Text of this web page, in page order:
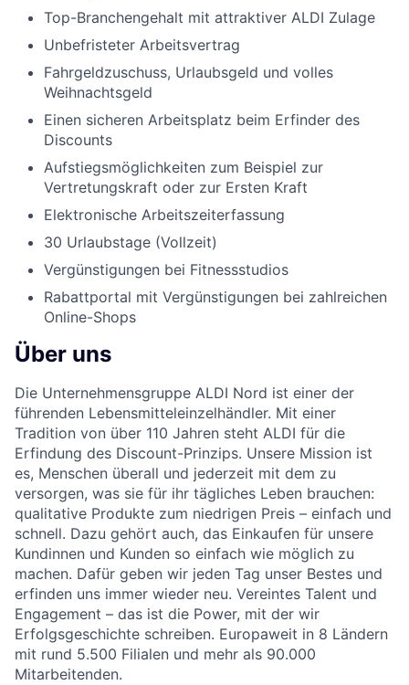
Top-Branchengehalt mit attraktiver ALDI Zulage
Unbefristeter Arbeitsvertrag
Fahrgeldzuschuss, Urlaubsgeld und volles
Weihnachtsgeld
Einen sicheren Arbeitsplatz beim Erfinder des
Discounts
Aufstiegsmöglichkeiten zum Beispiel zur
Vertretungskraft oder zur Ersten Kraft
Elektronische Arbeitszeiterfassung
30 Urlaubstage (Vollzeit)
Vergünstigungen bei Fitnessstudios
Rabattportal mit Vergünstigungen bei zahlreichen
Online-Shops
Über uns
Die Unternehmensgruppe ALDI Nord ist einer der
führenden Lebensmitteleinzelhändler. Mit einer
Tradition von über 110 Jahren steht ALDI für die
Erfindung des Discount-Prinzips. Unsere Mission ist
es, Menschen überall und jederzeit mit dem zu
versorgen, was sie für ihr tägliches Leben brauchen:
qualitative Produkte zum niedrigen Preis – einfach und
schnell. Dazu gehört auch, das Einkaufen für unsere
Kundinnen und Kunden so einfach wie möglich zu
machen. Dafür geben wir jeden Tag unser Bestes und
erfinden uns immer wieder neu. Vereintes Talent und
Engagement – das ist die Power, mit der wir
Erfolgsgeschichte schreiben. Europaweit in 8 Ländern
mit rund 5.500 Filialen und mehr als 90.000
Mitarbeitenden.